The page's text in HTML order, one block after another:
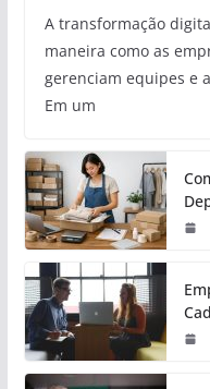
A transformação
maneira como as
gerenciam equipes e
Em um